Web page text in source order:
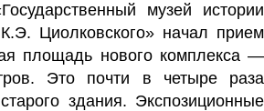
музей истории
Циолковского» начал прием
площадь нового комплекса —
Это почти в четыре раза
здания. Экспозиционные